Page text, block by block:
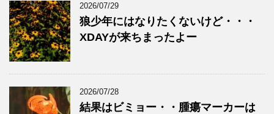
2026/07/29
狼少年にはなりたくないけど・・・
XDAYが来ちまったよー
2026/07/28
結果はビミョー・・腫瘍マーカーは